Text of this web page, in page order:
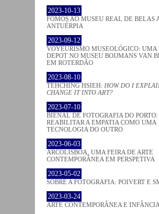
2023-10-13
FOMOS AO MUSEU REAL DE BELAS
ANTUÉRPIA
2023-09-12
VOYEURISMO MUSEOLÓGICO: UMA
DEPOT NO MUSEU BOIJMANS VAN
EM ROTERDÃO
2023-08-10
TEHCHING HSIEH: HOW DO I
CHANGE IT INTO ART?
2023-07-10
BIENAL DE FOTOGRAFIA DO PORTO:
REABILITAR A EMPATIA COMO UMA
TECNOLOGIA DO OUTRO
2023-06-03
ARCOLISBOA, UMA FEIRA DE ARTE
CONTEMPORÂNEA EM PERSPETIVA
2023-05-02
SOBRE A FOTOGRAFIA: POIVERT E
2023-03-24
ARTE CONTEMPORÂNEA E INFÂNCIA